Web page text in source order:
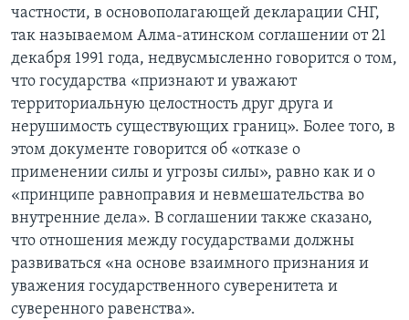
частности, в основополагающей декларации СНГ,
так называемом Алма-атинском соглашении от 21
декабря 1991 года, недвусмысленно говорится о том,
что государства «признают и уважают
территориальную целостность друг друга и
нерушимость существующих границ». Более того, в
этом документе говорится об «отказе о
применении силы и угрозы силы», равно как и о
«принципе равноправия и невмешательства во
внутренние дела». В соглашении также сказано,
что отношения между государствами должны
развиваться «на основе взаимного признания и
уважения государственного суверенитета и
суверенного равенства».